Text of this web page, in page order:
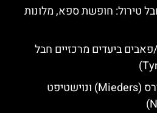
טירול: חופשת ספא, מלונות
ביעדים מרכזיים חבל
מסעדות מומלצות במידרס (Mieders) ונוישטיפט